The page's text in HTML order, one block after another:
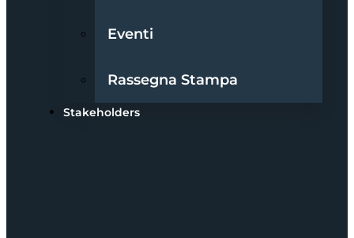
Eventi
Rassegna Stampa
Stakeholders